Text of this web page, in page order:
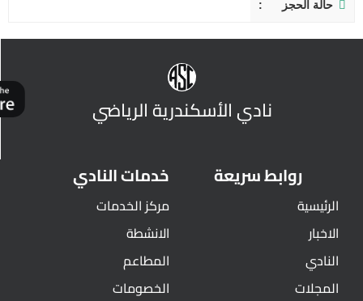
حالة الحجز
نادي الأسكندرية الرياضي
روابط سريعة
الرئيسية
الاخبار
النادي
المجلات
خدمات النادي
مركز الخدمات
الانشطة
المطاعم
الخصومات